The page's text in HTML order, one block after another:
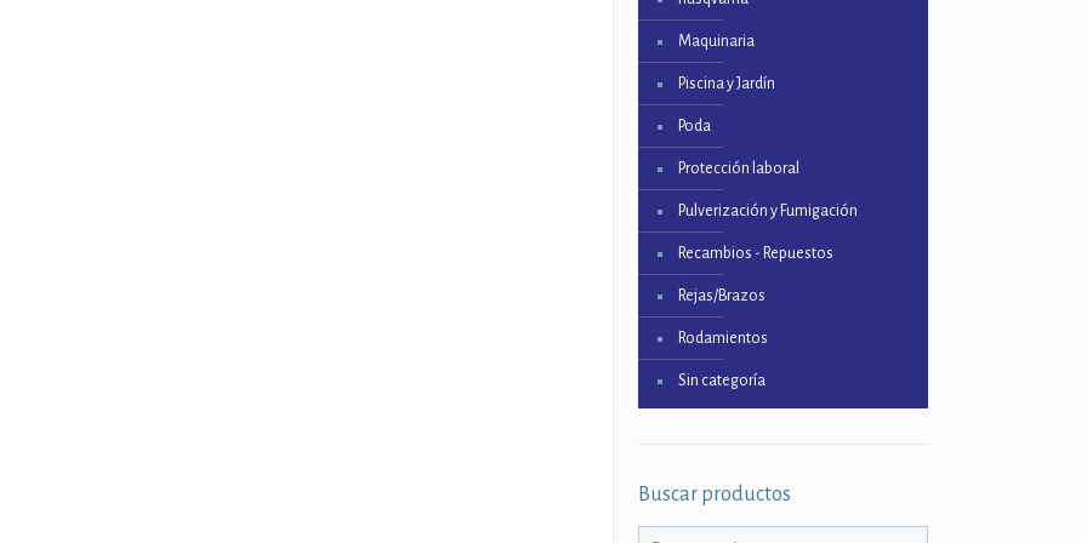
Maquinaria
Piscina y Jardín
Poda
Protección laboral
Pulverización y Fumigación
Recambios - Repuestos
Rejas/Brazos
Rodamientos
Sin categoría
Buscar productos